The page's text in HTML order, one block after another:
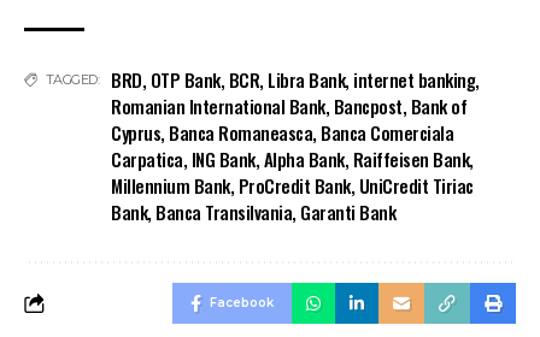
TAGGED: BRD, OTP Bank, BCR, Libra Bank, internet banking,
Romanian International Bank, Bancpost, Bank of
Cyprus, Banca Romaneasca, Banca Comerciala
Carpatica, ING Bank,Alpha Bank, Raiffeisen Bank,
Millennium Bank, ProCredit Bank, UniCredit Tiriac
Bank, Banca Transilvania, Garanti Bank
Facebook